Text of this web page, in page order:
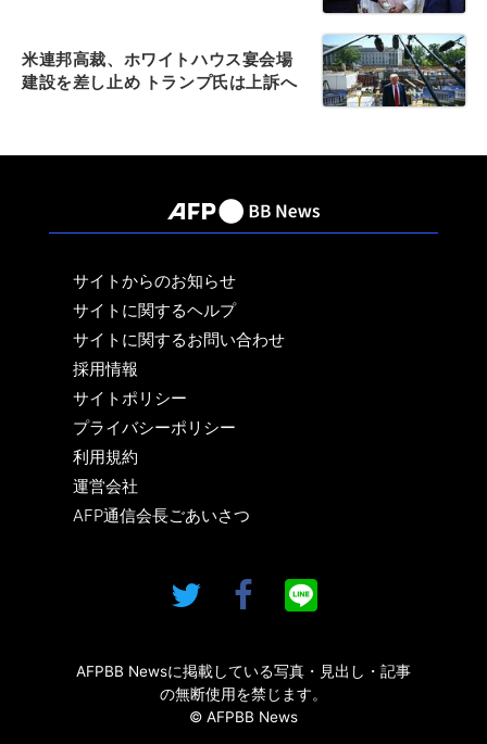
米連邦高裁、ホワイトハウス宴会場
建設を差し止め トランプ氏は上訴へ
サイトからのお知らせ
サイトに関するヘルプ
サイトに関するお問い合わせ
採用情報
サイトポリシー
プライバシーポリシー
利用規約
運営会社
AFP通信会長ごあいさつ
AFPBB Newsに掲載している写真・見出し・記事
の無断使用を禁じます。
© AFPBB News